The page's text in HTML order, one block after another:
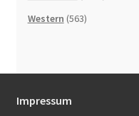
Western (563)
Impressum